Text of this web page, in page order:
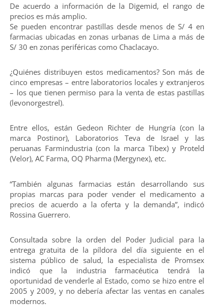
De acuerdo a información de la Digemid, el rango de
precios es más amplio.
Se pueden encontrar pastillas desde menos de S/ 4 en
farmacias ubicadas en zonas urbanas de Lima a más de
S/ 30 en zonas periféricas como Chaclacayo.
¿Quiénes distribuyen estos medicamentos? Son más de
cinco empresas – entre laboratorios locales y extranjeros
– los que tienen permiso para la venta de estas pastillas
(levonorgestrel).
Entre ellos, están Gedeon Richter de Hungría (con la
marca Postinor), Laboratorios Teva de Israel y las
peruanas Farmindustria (con la marca Tibex) y Proteld
(Velor), AC Farma, OQ Pharma (Mergynex), etc.
“También algunas farmacias están desarrollando sus
propias marcas para poder vender el medicamento a
precios de acuerdo a la oferta y la demanda”, indicó
Rossina Guerrero.
Consultada sobre la orden del Poder Judicial para la
entrega gratuita de la píldora del día siguiente en el
sistema público de salud, la especialista de Promsex
indicó que la industria farmacéutica tendrá la
oportunidad de venderle al Estado, como se hizo entre el
2005 y 2009, y no debería afectar las ventas en canales
modernos.